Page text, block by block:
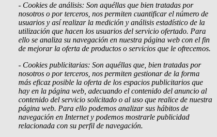
- Cookies de análisis: Son aquéllas que bien tratadas por
nosotros o por terceros, nos permiten cuantificar el número de
usuarios y así realizar la medición y análisis estadístico de la
utilización que hacen los usuarios del servicio ofertado. Para
ello se analiza su navegación en nuestra página web con el fin
de mejorar la oferta de productos o servicios que le ofrecemos.
- Cookies publicitarias: Son aquéllas que, bien tratadas por
nosotros o por terceros, nos permiten gestionar de la forma
más eficaz posible la oferta de los espacios publicitarios que
hay en la página web, adecuando el contenido del anuncio al
contenido del servicio solicitado o al uso que realice de nuestra
página web. Para ello podemos analizar sus hábitos de
navegación en Internet y podemos mostrarle publicidad
relacionada con su perfil de navegación.